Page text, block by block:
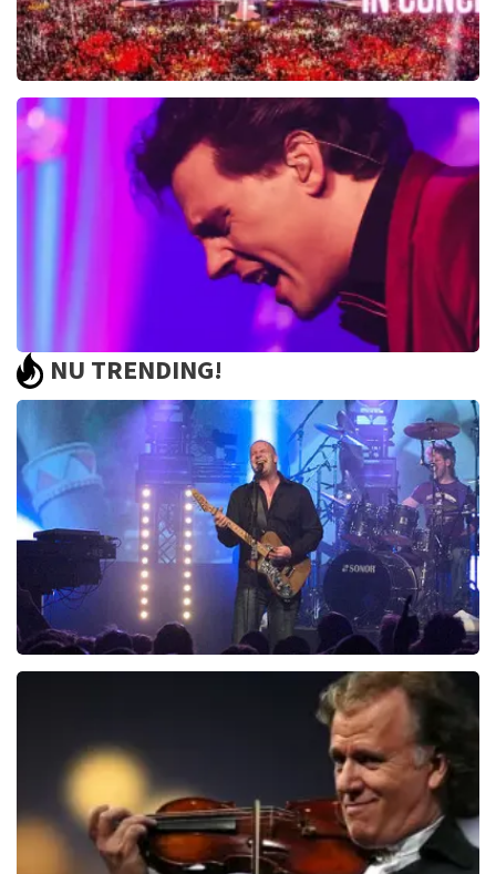
Toppers In Concert
2393+reviews
BEKIJKEN
Bouke And The Elvis Matters Band
961+ reviews
BEKIJKEN
NU TRENDING!
BESTEL NU